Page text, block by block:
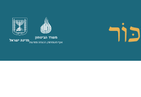
מדינת ישראל
משרד הביטחון
אגף משפחות, הנצחה ומורשת